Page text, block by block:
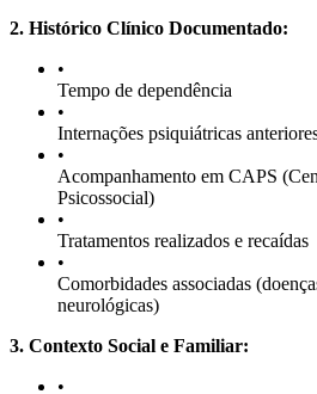
2. Histórico Clínico Documentado:
•
Tempo de dependência
•
Internações psiquiátricas
•
Acompanhamento em CAPS
Psicossocial)
•
Tratamentos realizados e recaídas
•
Comorbidades associadas
neurológicas)
3. Contexto Social e Familiar:
•